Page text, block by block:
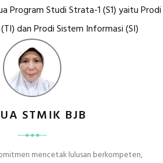
Program Studi Strata-1 (S1) yaitu Prodi
dan Prodi Sistem Informasi (SI)
STMIK BJB
mencetak lulusan berkompeten,